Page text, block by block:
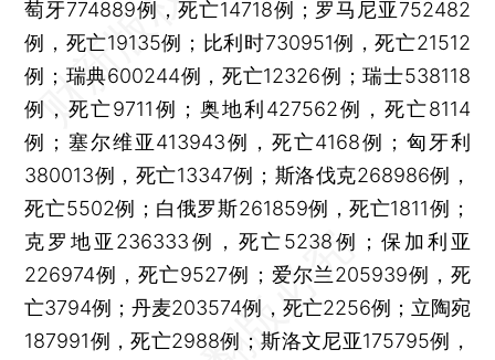
萄牙774889例，死亡14718例；罗马尼亚752482
例，死亡19135例；比利时730951例，死亡21512
例；瑞典600244例，死亡12326例；瑞士538118
例，死亡9711例；奥地利427562例，死亡8114
例；塞尔维亚413943例，死亡4168例；匈牙利
380013例，死亡13347例；斯洛伐克268986例，
死亡5502例；白俄罗斯261859例，死亡1811例；
克罗地亚236333例，死亡5238例；保加利亚
226974例，死亡9527例；爱尔兰205939例，死
亡3794例；丹麦203574例，死亡2256例；立陶宛
187991例，死亡2988例；斯洛文尼亚175795例，